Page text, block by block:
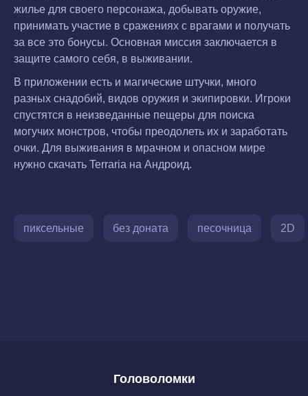
жилье для своего персонажа, добывать оружие,
принимать участие в сражениях с врагами и получать
за все это бонусы. Основная миссия заключается в
защите самого себя, в выживании.
В приложении есть и магические штучки, много
разных снадобий, видов оружия и экипировки. Игроки
спустятся в неизведанные пещеры для поиска
могучих монстров, чтобы преодолеть их и заработать
очки. Для выживания в мрачном и опасном мире
нужно скачать Terraria на Андроид.
пиксельные без доната песочница 2D
Головоломки